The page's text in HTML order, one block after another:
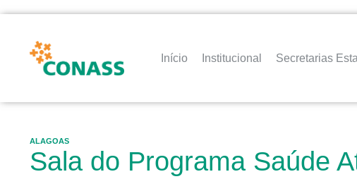
Início Institucional Secretarias
ALAGOAS
Sala do Programa Saúde